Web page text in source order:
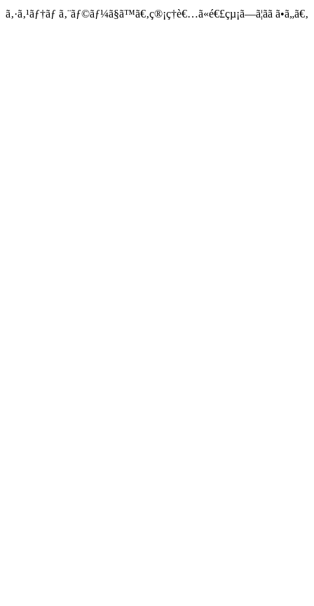
ã‚·ã‚¹ãƒ†ãƒ ã‚¨ãƒ©ãƒ¼ã§ã™ã€‚ç®¡ç†è€…ã«é€£çµ¡ã—ã¦ãã ã•ã„ã€‚